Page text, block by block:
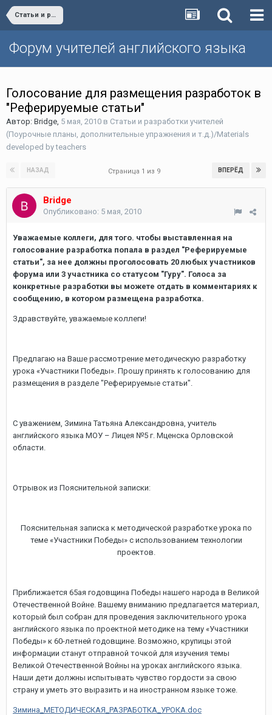
Статьи и разработки учителей (Поурочные планы, дополнительные упражнения и т.д.)/Materials developed by teachers
Форум учителей английского языка
Голосование для размещения разработок в
"Реферируемые статьи"
Автор: Bridge, 5 мая, 2010 в Статьи и разработки учителей
(Поурочные планы, дополнительные упражнения и т.д.)/Materials
developed by teachers
НАЗАД ВПЕРЁД
Страница 1 из 9
Bridge
Опубликовано: 5 мая, 2010
Уважаемые коллеги, для того. чтобы выставленная на
голосование разработка попала в раздел "Реферируемые
статьи", за нее должны проголосовать 20 любых участников
форума или 3 участника со статусом "Гуру". Голоса за
конкретные разработки вы можете отдать в комментариях к
сообщению, в котором размещена разработка.
Здравствуйте, уважаемые коллеги!
Предлагаю на Ваше рассмотрение методическую разработку
урока «Участники Победы». Прошу принять к голосованию для
размещения в разделе "Реферируемые статьи".
С уважением, Зимина Татьяна Александровна, учитель
английского языка МОУ – Лицея №5 г. Мценска Орловской
области.
Отрывок из Пояснительной записки:
Пояснительная записка к методической разработке урока по
теме «Участники Победы» с использованием технологии
проектов.
Приближается 65ая годовщина Победы нашего народа в Великой
Отечественной Войне. Вашему вниманию предлагается материал,
который был собран для проведения заключительного урока
английского языка по проектной методике на тему «Участники
Победы» к 60-летней годовщине. Возможно, крупицы этой
информации станут отправной точкой для изучения темы
Великой Отечественной Войны на уроках английского языка.
Наши дети должны испытывать чувство гордости за свою
страну и уметь это выразить и на иностранном языке тоже.
Зимина_МЕТОДИЧЕСКАЯ_РАЗРАБОТКА_УРОКА.doc